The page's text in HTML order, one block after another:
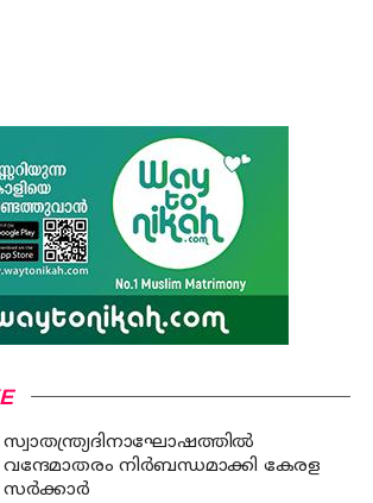
സ്വാതന്ത്ര്യദിനാഘോഷത്തില്‍
വന്ദേമാതരം നിര്‍ബന്ധമാക്കി കേരള
സര്‍ക്കാര്‍